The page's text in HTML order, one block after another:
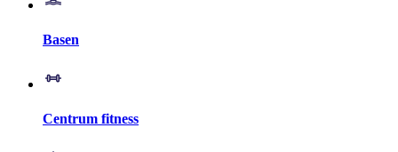
Basen
Centrum fitness